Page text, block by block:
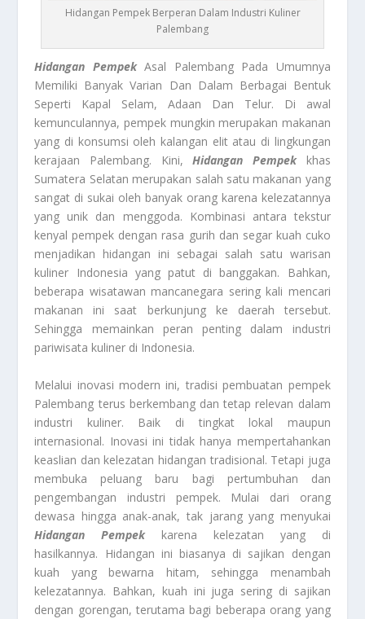
Hidangan Pempek Berperan Dalam Industri Kuliner
Palembang
Hidangan PempekAsal Palembang Pada Umumnya
Memiliki Banyak Varian Dan Dalam Berbagai Bentuk
Seperti Kapal Selam, Adaan Dan Telur. Di awal
kemunculannya, pempek mungkin merupakan makanan
yang di konsumsi oleh kalangan elit atau di lingkungan
kerajaan Palembang. Kini,Hidangan Pempekkhas
Sumatera Selatan merupakan salah satu makanan yang
sangat di sukai oleh banyak orang karena kelezatannya
yang unik dan menggoda. Kombinasi antara tekstur
kenyal pempek dengan rasa gurih dan segar kuah cuko
menjadikan hidangan ini sebagai salah satu warisan
kuliner Indonesia yang patut di banggakan. Bahkan,
beberapa wisatawan mancanegara sering kali mencari
makanan ini saat berkunjung ke daerah tersebut.
Sehingga memainkan peran penting dalam industri
pariwisata kuliner di Indonesia.
Melalui inovasi modern ini, tradisi pembuatan pempek
Palembang terus berkembang dan tetap relevan dalam
industri kuliner. Baik di tingkat lokal maupun
internasional. Inovasi ini tidak hanya mempertahankan
keaslian dan kelezatan hidangan tradisional. Tetapi juga
membuka peluang baru bagi pertumbuhan dan
pengembangan industri pempek. Mulai dari orang
dewasa hingga anak-anak, tak jarang yang menyukai
Hidangan Pempek karena kelezatan yang di
hasilkannya. Hidangan ini biasanya di sajikan dengan
kuah yang bewarna hitam, sehingga menambah
kelezatannya. Bahkan, kuah ini juga sering di sajikan
dengan gorengan, terutama bagi beberapa orang yang